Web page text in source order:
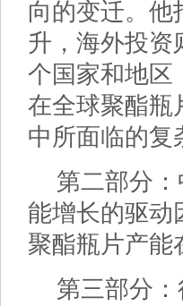
向的变迁。他
升，海外投资
个国家和地区
在全球聚酯瓶
中所面临的复
第二部分
能增长的驱动
聚酯瓶片产能
第三部分